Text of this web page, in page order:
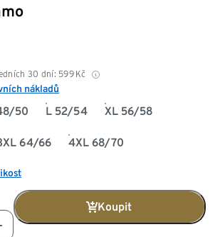
30 dní: 599 Kč
nákladů
50 L 52/54 XL 56/58
64/66 4XL 68/70
Koupit